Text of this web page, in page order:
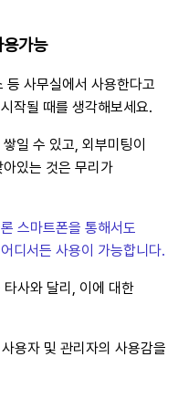
가능
사무실에서 사용한다고
작될 때를 생각해보세요.
일 수 있고, 외부미팅이
있는 것은 무리가
스마트폰을 통해서도
디서든 사용이 가능합니다.
사와 달리, 이에 대한
용자 및 관리자의 사용감을